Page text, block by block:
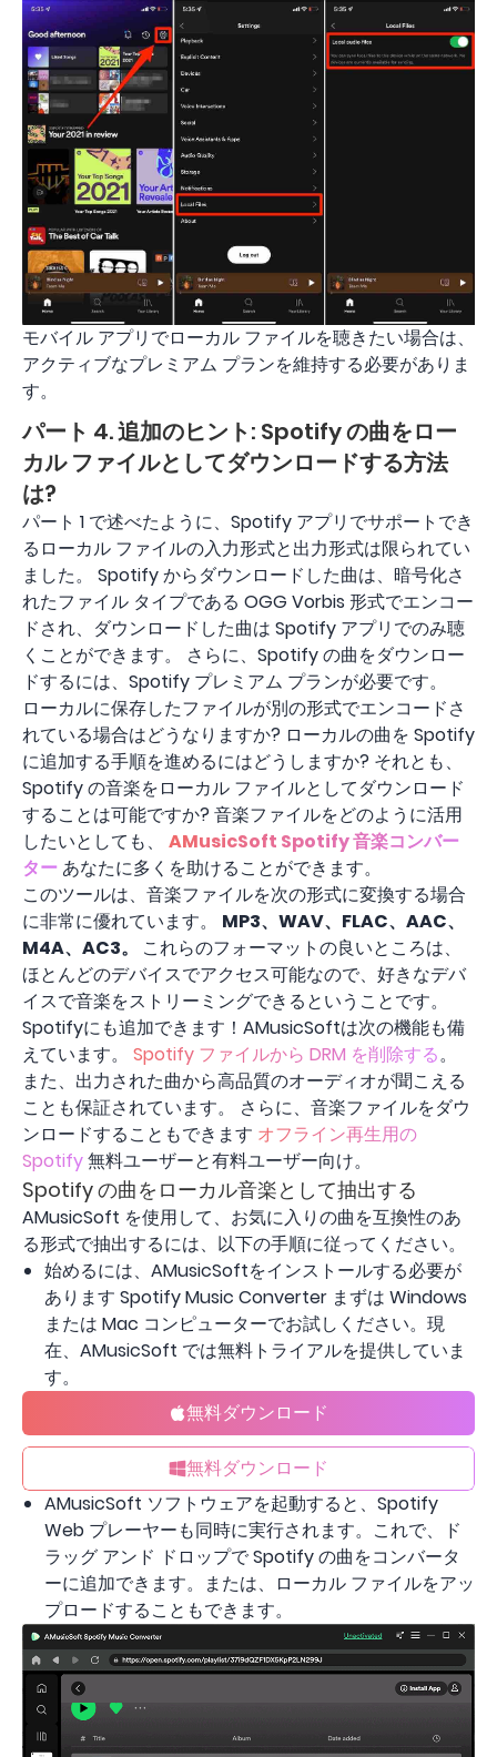
モバイル アプリでローカル ファイルを聴きたい場合は、
アクティブなプレミアム プランを維持する必要がありま
す。
パート 4. 追加のヒント: Spotify の曲をロー
カル ファイルとしてダウンロードする方法
は?
パート 1 で述べたように、Spotify アプリでサポートでき
るローカル ファイルの入力形式と出力形式は限られてい
ました。 Spotify からダウンロードした曲は、暗号化さ
れたファイル タイプである OGG Vorbis 形式でエンコー
ドされ、ダウンロードした曲は Spotify アプリでのみ聴
くことができます。 さらに、Spotify の曲をダウンロー
ドするには、Spotify プレミアム プランが必要です。
ローカルに保存したファイルが別の形式でエンコードさ
れている場合はどうなりますか? ローカルの曲を Spotify
に追加する手順を進めるにはどうしますか? それとも、
Spotify の音楽をローカル ファイルとしてダウンロード
することは可能ですか? 音楽ファイルをどのように活用
したいとしても、 AMusicSoft Spotify 音楽コンバー
ター あなたに多くを助けることができます。
このツールは、音楽ファイルを次の形式に変換する場合
に非常に優れています。 MP3、WAV、FLAC、AAC、
M4A、AC3。 これらのフォーマットの良いところは、
ほとんどのデバイスでアクセス可能なので、好きなデバ
イスで音楽をストリーミングできるということです。
Spotifyにも追加できます！AMusicSoftは次の機能も備
えています。 Spotify ファイルから DRM を削除する。
また、出力された曲から高品質のオーディオが聞こえる
ことも保証されています。 さらに、音楽ファイルをダウ
ンロードすることもできます オフライン再生用の
Spotify無料ユーザーと有料ユーザー向け。
Spotify の曲をローカル音楽として抽出する
AMusicSoft を使用して、お気に入りの曲を互換性のあ
る形式で抽出するには、以下の手順に従ってください。
始めるには、AMusicSoftをインストールする必要が
あります Spotify Music Converter まずは Windows
または Mac コンピューターでお試しください。現
在、AMusicSoft では無料トライアルを提供していま
す。
無料ダウンロード
無料ダウンロード
AMusicSoft ソフトウェアを起動すると、Spotify
Web プレーヤーも同時に実行されます。これで、ド
ラッグ アンド ドロップで Spotify の曲をコンバータ
ーに追加できます。または、ローカル ファイルをアッ
プロードすることもできます。